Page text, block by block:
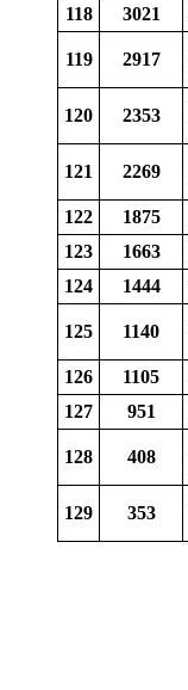
118
3021
119 2917
120 2353
121 2269
122
1875
123
1663
124
1444
125 1140
126
1105
127
951
128 408
129 353